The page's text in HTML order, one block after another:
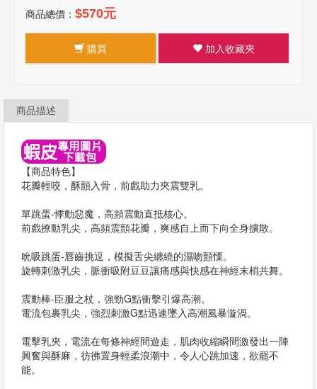
商品總價： $570元
購買 加入收藏夾
商品描述
【商品特色】
花瓣輕咬，酥顫入骨，前戲助力夾震雙乳。
單跳蛋-悸動惡魔，高頻震動直抵核心。
前戲撩動乳尖，高頻震顫花瓣，爽感自上而下向全身擴散。
吮吸跳蛋-唇齒挑逗，模擬舌尖纏繞的濕吻顫慄。
旋轉刺激乳尖，脈衝吸附豆豆讓痛感與快感在神經末梢共舞。
震動棒-臣服之杖，強勁G點衝擊引爆高潮。
電流包裹乳尖，強烈刺激G點迅速墜入高潮風暴漩渦。
電擊乳夾，電流在每條神經間遊走，肌肉收縮瞬間激發出一陣
興奮與酥麻，彷彿置身輕柔浪潮中，令人心跳加速，欲罷不
能。